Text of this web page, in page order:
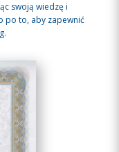
swoją wiedzę i
po to, aby zapewnić